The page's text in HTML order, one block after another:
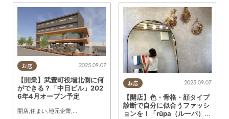
お店 2025.09.07
【開業】武豊町役場北側に何
ができる？「中日ビル」202
6年4月オープン予定
開店,住まい,地元企業,まちネタ
お店 2025.09.07
【開店】色・骨格・顔タイプ
診断で自分に似合うファッシ
ョンを！「rūpa（ルーパ）」